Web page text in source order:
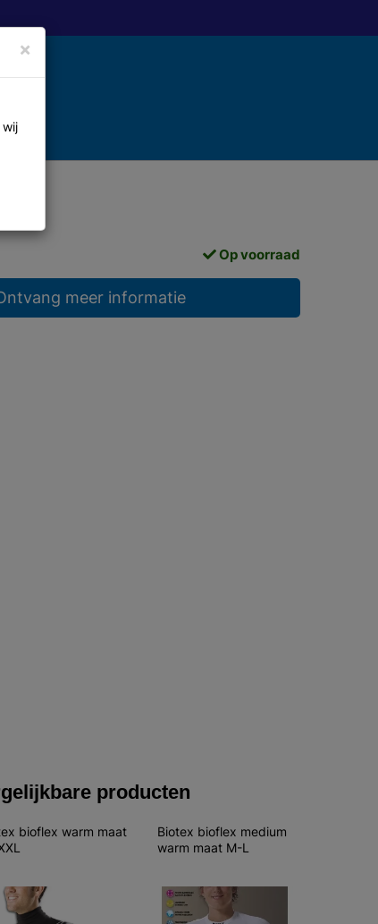
Op voorraad
meer informatie
producten
bioflex warm maat
Biotex bioflex medium
warm maat M-L
×